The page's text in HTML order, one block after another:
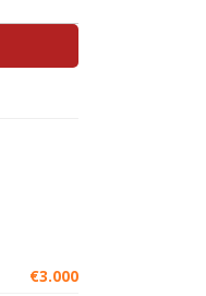
€3.000